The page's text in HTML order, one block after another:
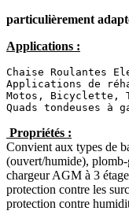
particulièrement
Applications :
Chaise Roulantes
Applications de
Motos, Bicyclette,
Quads tondeuses à
Propriétés :
Convient aux types de
(ouvert/humide),
chargeur AGM à 3
protection contre les
protection contre